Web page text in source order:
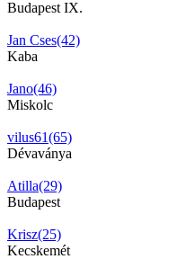
Budapest IX.
Jan Cses(42)
Kaba
Jano(46)
Miskolc
vilus61(65)
Dévaványa
Atilla(29)
Budapest
Krisz(25)
Kecskemét